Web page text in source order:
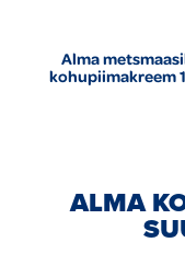
Alma
kohupiimakreem
ALMA